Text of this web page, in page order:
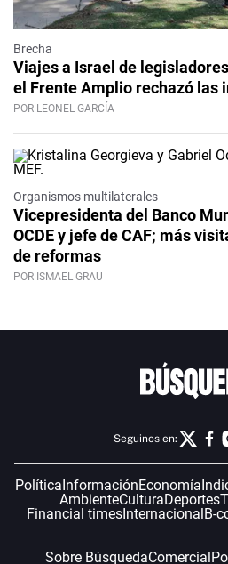
Brecha
Viajes a Israel de
el Frente Amplio rechazó las
POR LEONEL GARCÍA
Organismos multilaterales
Vicepresidenta del Banco
OCDE y jefe de CAF; más
de reformas
POR ISMAEL GRAU
Seguinos en:
PolíticaInformaciónEconomía
AmbienteCulturaDeportes
Financial timesInternacionalB-
Sobre BúsquedaComercial